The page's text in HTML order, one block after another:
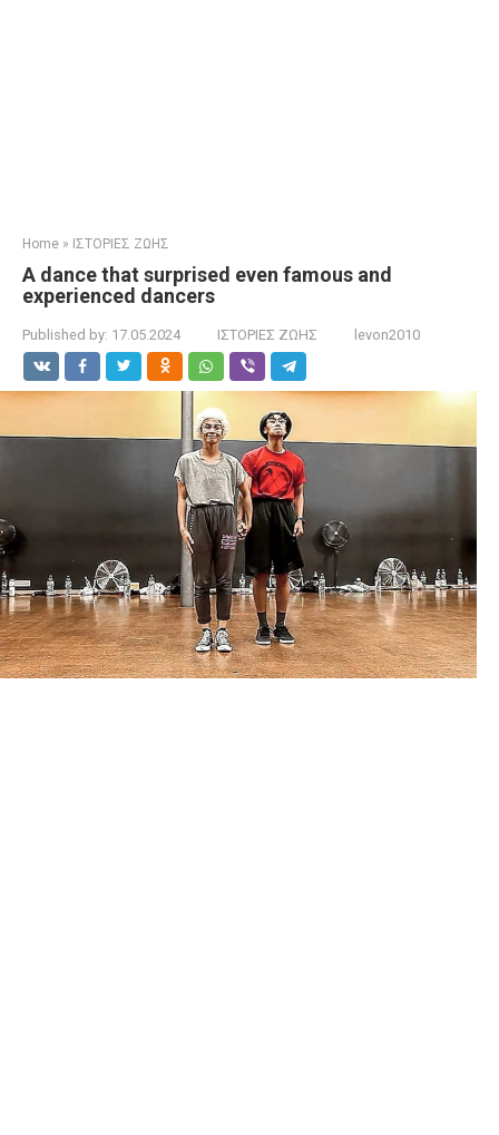
Home » ΙΣΤΟΡΙΕΣ ΖΩΗΣ
A dance that surprised even famous and
experienced dancers
Published by: 17.05.2024 ΙΣΤΟΡΙΕΣ ΖΩΗΣ levon2010